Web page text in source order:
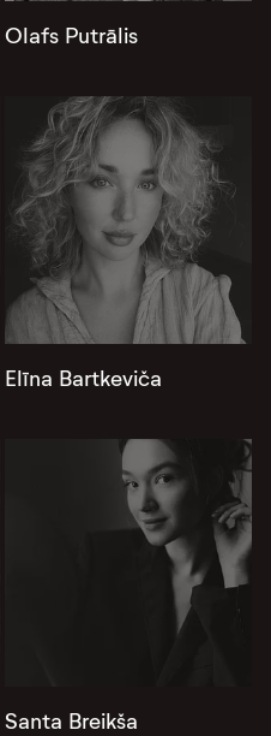
Olafs Putrālis
Elīna Bartkeviča
Santa Breikša